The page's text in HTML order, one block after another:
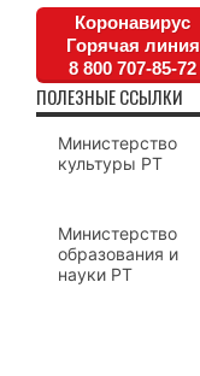
Коронавирус
Горячая линия
8 800 707-85-72
ПОЛЕЗНЫЕ ССЫЛКИ
Министерство
культуры РТ
Министерство
образования и
науки РТ